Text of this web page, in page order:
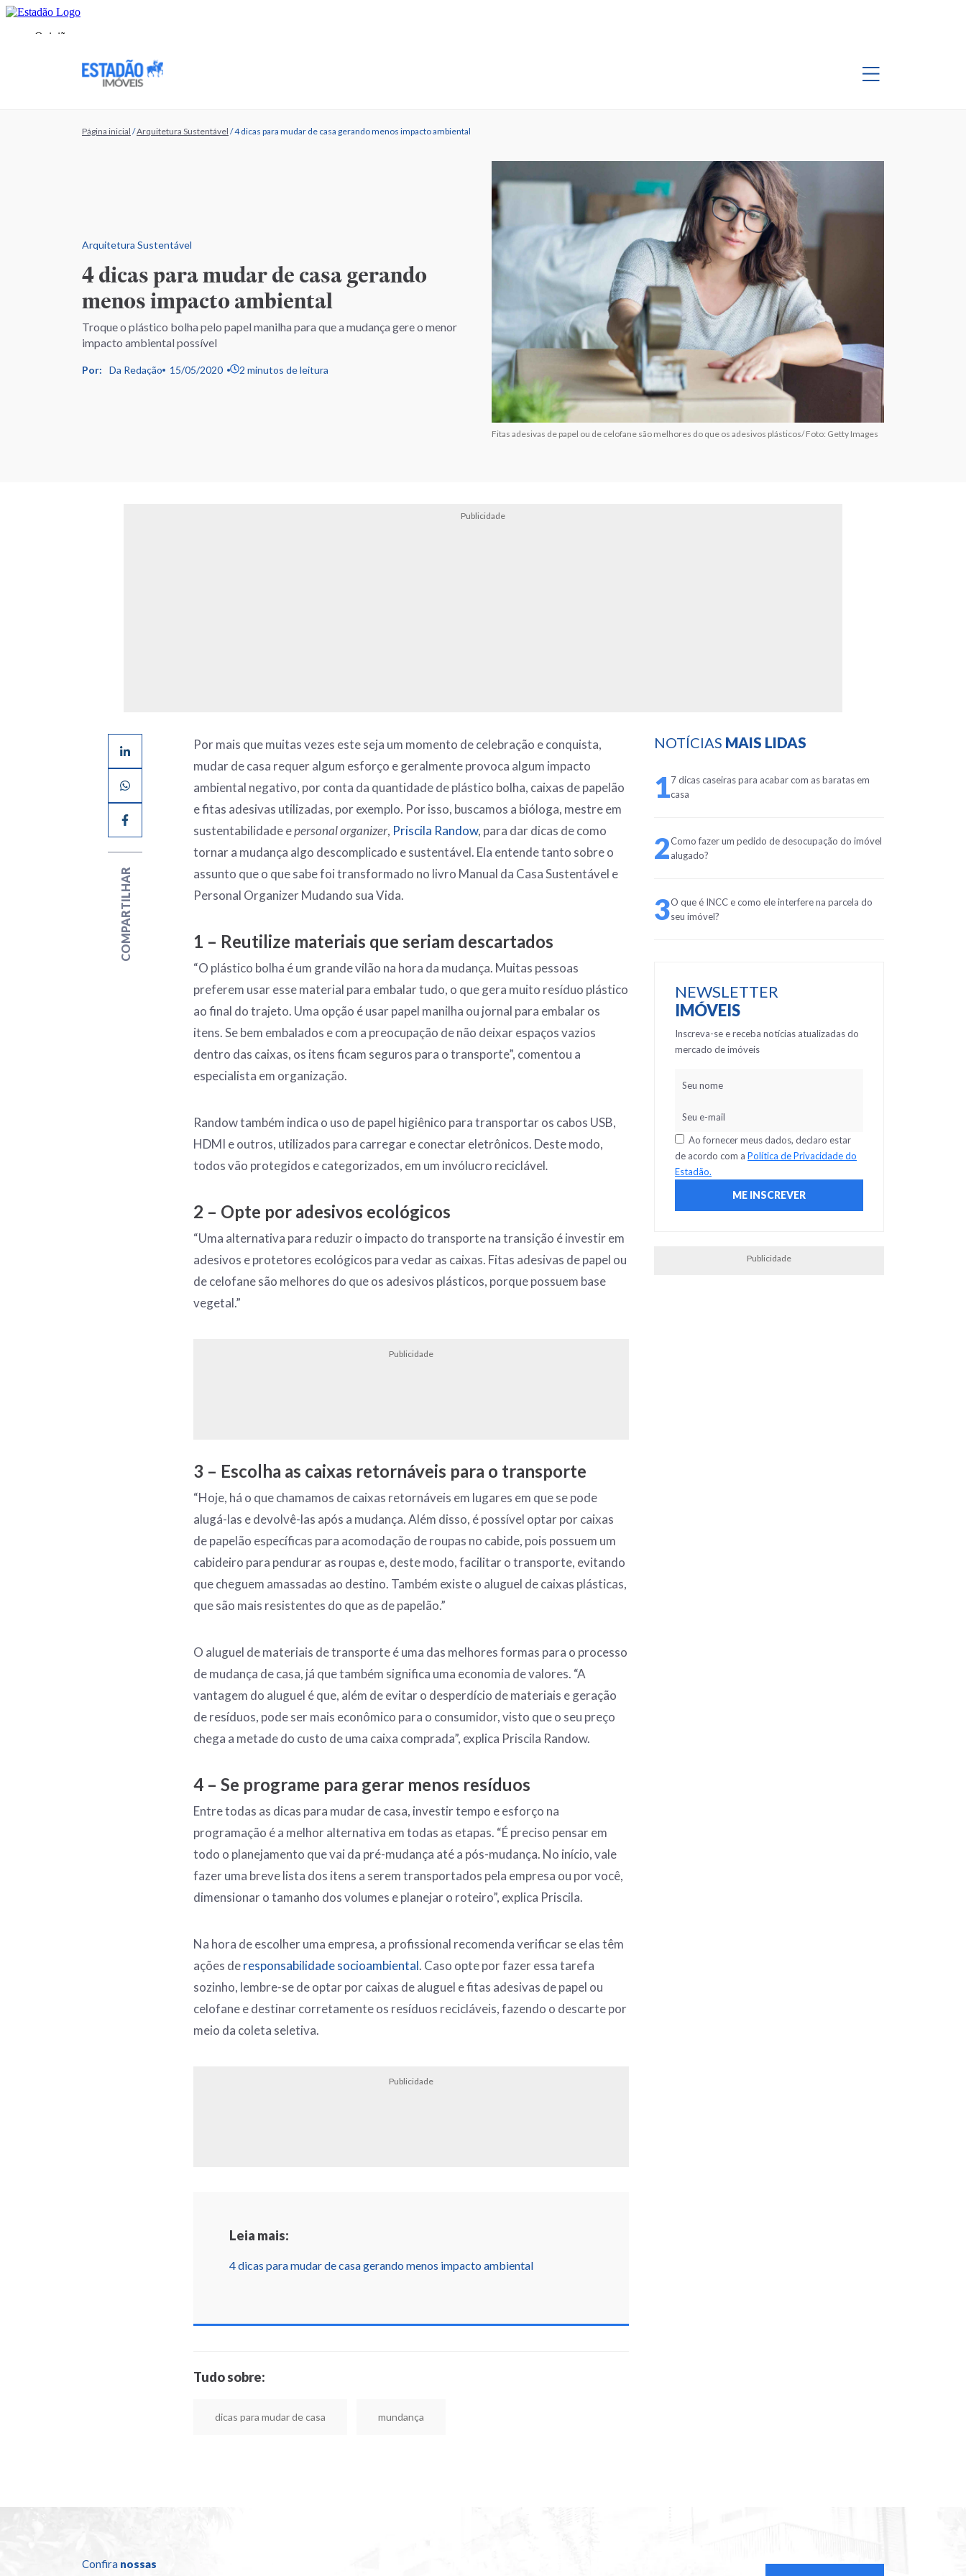
Página inicial /Arquitetura Sustentável /4 dicas para mudar de casa gerando menos impacto ambiental
Arquitetura Sustentável
4 dicas para mudar de casa gerando
menos impacto ambiental
Troque o plástico bolha pelo papel manilha para que a mudança gere o menor
impacto ambiental possível
Por: Da Redação 15/05/2020 2 minutos de leitura
Fitas adesivas de papel ou de celofane são melhores do que os adesivos plásticos/ Foto: Getty Images
Publicidade
COMPARTILHAR
Por mais que muitas vezes este seja um momento de celebração e conquista,
mudar de casa requer algum esforço e geralmente provoca algum impacto
ambiental negativo, por conta da quantidade de plástico bolha, caixas de papelão
e fitas adesivas utilizadas, por exemplo. Por isso, buscamos a bióloga, mestre em
sustentabilidade epersonal organizer, Priscila Randow, para dar dicas de como
tornar a mudança algo descomplicado e sustentável. Ela entende tanto sobre o
assunto que o que sabe foi transformado no livro Manual da Casa Sustentável e
Personal Organizer Mudando sua Vida.
1 – Reutilize materiais que seriam descartados
“O plástico bolha é um grande vilão na hora da mudança. Muitas pessoas
preferem usar esse material para embalar tudo, o que gera muito resíduo plástico
ao final do trajeto. Uma opção é usar papel manilha ou jornal para embalar os
itens. Se bem embalados e com a preocupação de não deixar espaços vazios
dentro das caixas, os itens ficam seguros para o transporte”, comentou a
especialista em organização.
Randow também indica o uso de papel higiênico para transportar os cabos USB,
HDMI e outros, utilizados para carregar e conectar eletrônicos. Deste modo,
todos vão protegidos e categorizados, em um invólucro reciclável.
2 – Opte por adesivos ecológicos
“Uma alternativa para reduzir o impacto do transporte na transição é investir em
adesivos e protetores ecológicos para vedar as caixas. Fitas adesivas de papel ou
de celofane são melhores do que os adesivos plásticos, porque possuem base
vegetal.”
Publicidade
3 – Escolha as caixas retornáveis para o transporte
“Hoje, há o que chamamos de caixas retornáveis em lugares em que se pode
alugá-las e devolvê-las após a mudança. Além disso, é possível optar por caixas
de papelão específicas para acomodação de roupas no cabide, pois possuem um
cabideiro para pendurar as roupas e, deste modo, facilitar o transporte, evitando
que cheguem amassadas ao destino. Também existe o aluguel de caixas plásticas,
que são mais resistentes do que as de papelão.”
O aluguel de materiais de transporte é uma das melhores formas para o processo
de mudança de casa, já que também significa uma economia de valores. “A
vantagem do aluguel é que, além de evitar o desperdício de materiais e geração
de resíduos, pode ser mais econômico para o consumidor, visto que o seu preço
chega a metade do custo de uma caixa comprada”, explica Priscila Randow.
4 – Se programe para gerar menos resíduos
Entre todas as dicas para mudar de casa, investir tempo e esforço na
programação é a melhor alternativa em todas as etapas. “É preciso pensar em
todo o planejamento que vai da pré-mudança até a pós-mudança. No início, vale
fazer uma breve lista dos itens a serem transportados pela empresa ou por você,
dimensionar o tamanho dos volumes e planejar o roteiro”, explica Priscila.
Na hora de escolher uma empresa, a profissional recomenda verificar se elas têm
ações deresponsabilidade socioambiental. Caso opte por fazer essa tarefa
sozinho, lembre-se de optar por caixas de aluguel e fitas adesivas de papel ou
celofane e destinar corretamente os resíduos recicláveis, fazendo o descarte por
meio da coleta seletiva.
Publicidade
Leia mais:
4 dicas para mudar de casa gerando menos impacto ambiental
Tudo sobre:
dicas para mudar de casa mundança
NOTÍCIAS MAIS LIDAS
17 dicas caseiras para acabar com as baratas em
casa
2Como fazer um pedido de desocupação do imóvel
alugado?
3O que é INCC e como ele interfere na parcela do
seu imóvel?
NEWSLETTER
IMÓVEIS
Inscreva-se e receba notícias atualizadas do
mercado de imóveis
Ao fornecer meus dados, declaro estar
de acordo com a Política de Privacidade do
Estadão.
Publicidade
Confira nossas